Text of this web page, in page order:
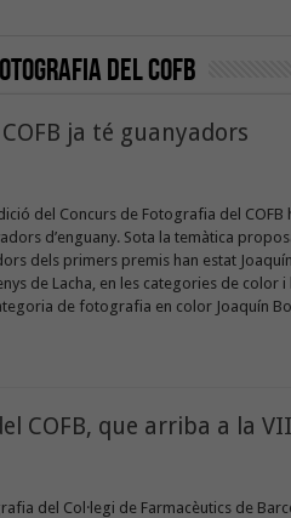
del COFB
ja té guanyadors
del Concurs de Fotografia del COFB
d’enguany. Sota la temàtica
dels primers premis han estat
de Lacha, en les categories de color
de fotografia en color Joaquín
COFB, que arriba a la
del Col·legi de Farmacèutics de